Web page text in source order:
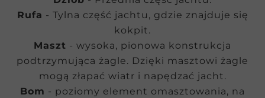
Rufa - Tylna część jachtu, gdzie znajduje się
kokpit.
Maszt - wysoka, pionowa konstrukcja
podtrzymująca żagle. Dzięki masztowi żagle
mogą złapać wiatr i napędzać jacht.
Bom - poziomy element omasztowania, na